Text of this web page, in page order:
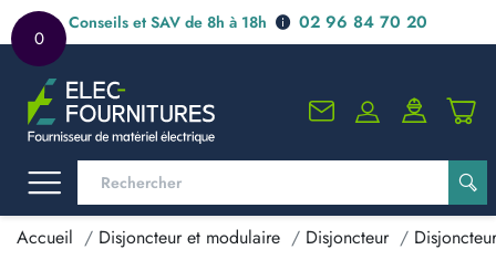
0
Conseils et SAV de 8h à 18h 02 96 84 70 20
Accueil Disjoncteur et modulaire Disjoncteur